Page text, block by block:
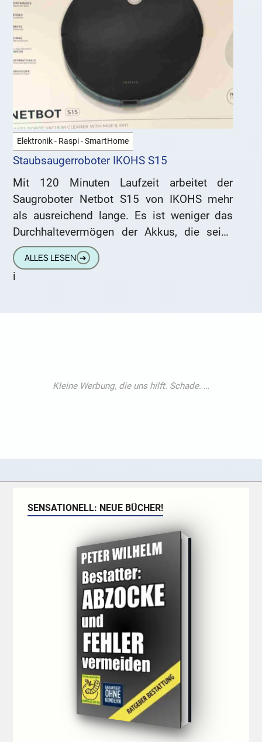
Elektronik - Raspi - SmartHome
Staubsaugerroboter IKOHS S15
Mit 120 Minuten Laufzeit arbeitet der
Saugroboter Netbot S15 von IKOHS mehr
als ausreichend lange. Es ist weniger das
Durchhaltevermögen der Akkus, die seine
Arbeitszeit begrenzen, als vielmehr der
Staubbehälter.
ALLES LESEN ➔
i
SENSATIONELL: NEUE BÜCHER!